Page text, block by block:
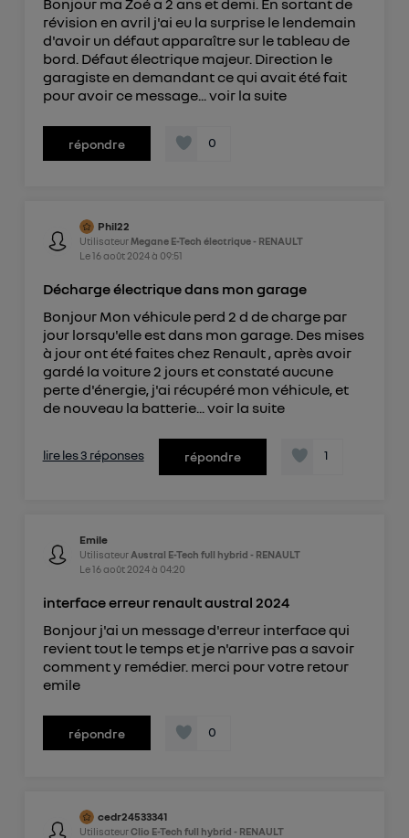
révision en avril j'ai eu la surprise le lendemain
d'avoir un défaut apparaître sur le tableau de
bord. Défaut électrique majeur. Direction le
garagiste en demandant ce qui avait été fait
pour avoir ce message... voir la suite
répondre 0
Phil22
Utilisateur Megane E-Tech électrique - RENAULT
Le16 août 2024à 09:51
Décharge électrique dans mon garage
Bonjour Mon véhicule perd 2 d de charge par
jour lorsqu'elle est dans mon garage. Des mises
à jour ont été faites chez Renault , après avoir
gardé la voiture 2 jours et constaté aucune
perte d'énergie, j'ai récupéré mon véhicule, et
de nouveau la batterie...voir la suite
lire les 3 réponses répondre 1
Emile
Utilisateur Austral E-Tech full hybrid - RENAULT
Le16 août 2024à 04:20
interface erreur renault austral 2024
Bonjour j'ai un message d'erreur interface qui
revient tout le temps et je n'arrive pas a savoir
comment y remédier. merci pour votre retour
emile
répondre 0
cedr24533341
UtilisateurClio E-Tech full hybrid - RENAULT